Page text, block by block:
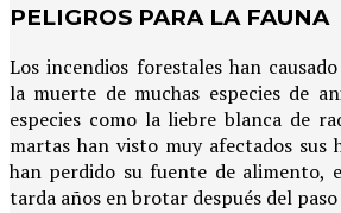
PELIGROS PARA LA FAUNA
Los incendios forestales han
la muerte de muchas especies de
especies como la liebre blanca de
martas han visto muy afectados sus
han perdido su fuente de alimento,
tarda años en brotar después del